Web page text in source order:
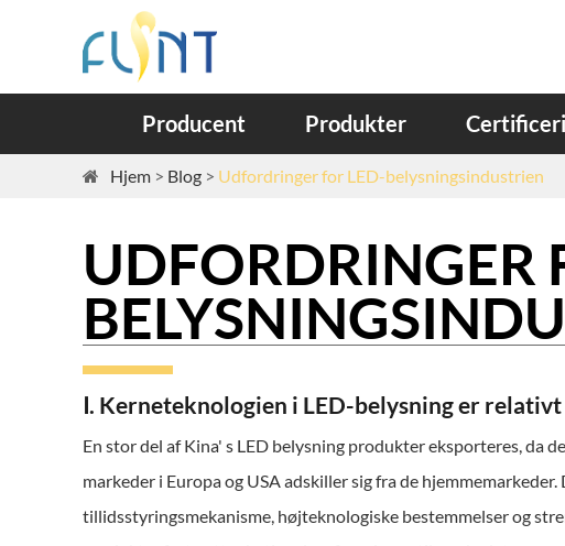
Producent Produkter
Hjem Blog Udfordringer for LED-belysningsindustrien
UDFORDRINGER
Ⅰ. Kerneteknologien i LED-belysning er relativt
En stor del af Kina' s LED belysning produkter eksporteres, da
markeder i Europa og USA adskiller sig fra de
tillidsstyringsmekanisme, højteknologiske bestemmelser og